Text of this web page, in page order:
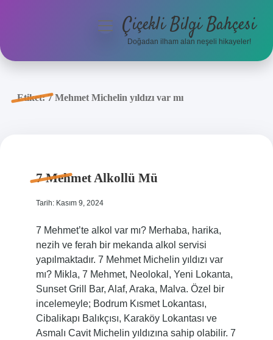
Anasayfa
menüyüÇiçekli Bilgi Bahçesi
Doğadan ilham alan neşeli hikayeler!
Etiket:7 Mehmet Michelin yıldızı var mı
7 Mehmet Alkollü Mü
Tarih: Kasım 9, 2024
7 Mehmet’te alkol var mı? Merhaba, harika,
nezih ve ferah bir mekanda alkol servisi
yapılmaktadır. 7 Mehmet Michelin yıldızı var
mı? Mikla, 7 Mehmet, Neolokal, Yeni Lokanta,
Sunset Grill Bar, Alaf, Araka, Malva. Özel bir
incelemeyle; Bodrum Kısmet Lokantası,
Cibalikapı Balıkçısı, Karaköy Lokantası ve
Asmalı Cavit Michelin yıldızına sahip olabilir. 7